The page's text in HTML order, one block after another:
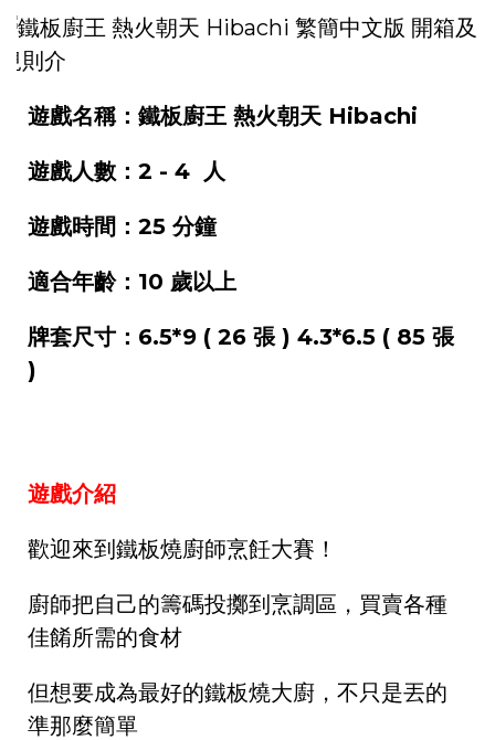
遊戲名稱：鐵板廚王 熱火朝天 Hibachi
遊戲人數：2 - 4 人
遊戲時間：25 分鐘
適合年齡：10 歲以上
牌套尺寸：6.5*9 ( 26 張 ) 4.3*6.5 ( 85 張
)
遊戲介紹
歡迎來到鐵板燒廚師烹飪大賽！
廚師把自己的籌碼投擲到烹調區，買賣各種
佳餚所需的食材
但想要成為最好的鐵板燒大廚，不只是丟的
準那麼簡單